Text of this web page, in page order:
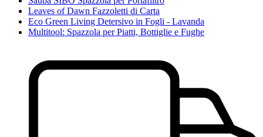
Leaves of Dawn Fazzoletti di Carta
Eco Green Living Detersivo in Fogli - Lavanda
Multitool: Spazzola per Piatti, Bottiglie e Fughe